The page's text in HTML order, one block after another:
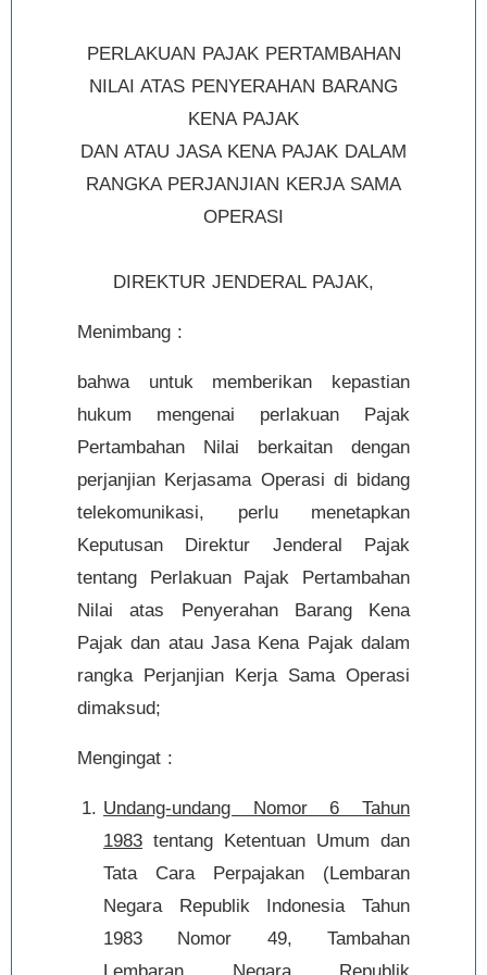
PERLAKUAN PAJAK PERTAMBAHAN
NILAI ATAS PENYERAHAN BARANG
KENA PAJAK
DAN ATAU JASA KENA PAJAK DALAM
RANGKA PERJANJIAN KERJA SAMA
OPERASI
DIREKTUR JENDERAL PAJAK,
Menimbang :
bahwa untuk memberikan kepastian
hukum mengenai perlakuan Pajak
Pertambahan Nilai berkaitan dengan
perjanjian Kerjasama Operasi di bidang
telekomunikasi, perlu menetapkan
Keputusan Direktur Jenderal Pajak
tentang Perlakuan Pajak Pertambahan
Nilai atas Penyerahan Barang Kena
Pajak dan atau Jasa Kena Pajak dalam
rangka Perjanjian Kerja Sama Operasi
dimaksud;
Mengingat :
Undang-undang Nomor 6 Tahun
1983 tentang Ketentuan Umum dan
Tata Cara Perpajakan (Lembaran
Negara Republik Indonesia Tahun
1983 Nomor 49, Tambahan